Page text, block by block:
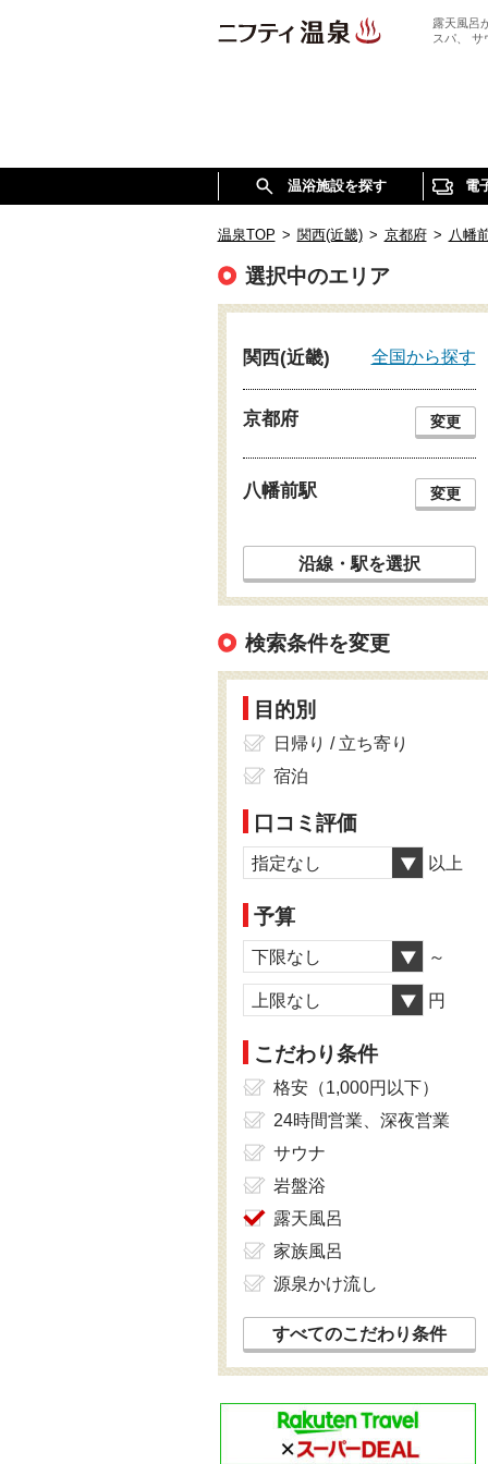
露天風呂
スパ、
温浴施設を探す 電
温泉TOP > 関西(近畿) > 京都府 > 八幡
選択中のエリア
関西(近畿) 全国から探す
京都府 変更
八幡前駅 変更
沿線・駅を選択
検索条件を変更
目的別
日帰り / 立ち寄り
宿泊
口コミ評価
指定なし 以上
予算
下限なし ～
上限なし 円
こだわり条件
格安（1,000円以下）
24時間営業、深夜営業
サウナ
岩盤浴
露天風呂
家族風呂
源泉かけ流し
すべてのこだわり条件